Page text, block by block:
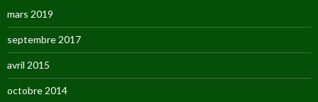
mars 2019
septembre 2017
avril 2015
octobre 2014